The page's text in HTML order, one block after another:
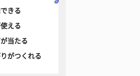
きる
える
当たる
がつくれる